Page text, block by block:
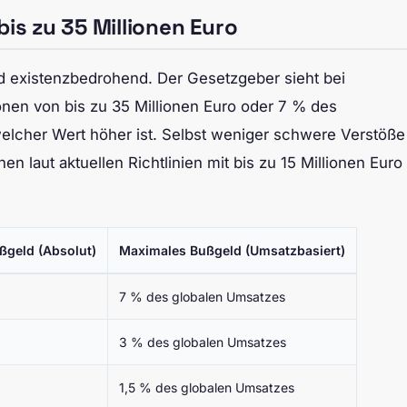
zu 35 Millionen Euro
Der Gesetzgeber sieht bei
von bis zu 35 Millionen Euro oder 7 % des
Wert höher ist. Selbst weniger schwere Verstöße
laut aktuellen Richtlinien mit bis zu 15 Millionen Euro
(Absolut) Maximales Bußgeld (Umsatzbasiert)
7 % des globalen Umsatzes
3 % des globalen Umsatzes
1,5 % des globalen Umsatzes